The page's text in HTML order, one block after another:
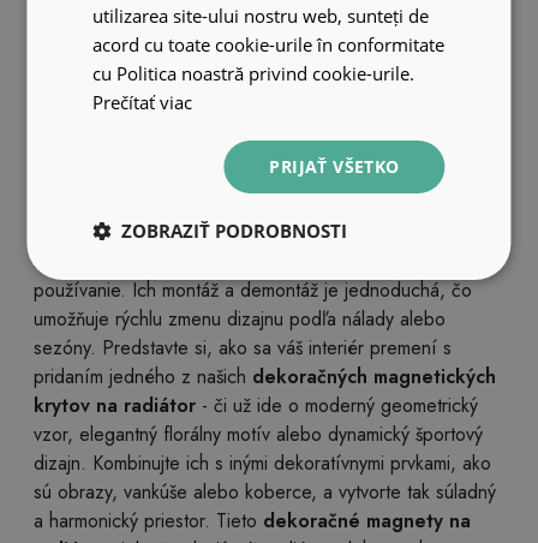
Dekoračné magnetické kryty na radiátor sú ideálnym
riešením pre každého, kto chce dodať svojmu interiéru
jedinečný a štýlový vzhľad. Tieto kvalitné kryty nielen
chránia váš panelový radiátor pred nečistotami a
poškriabaním, ale zároveň vytvárajú skvelý vizuálny efekt.
V našom obchode nájdete takmer dvetisíc rôznych
vrátane športových tém. Kryty sa ľahko udržiavajú v čistote
a sú odolné voči opotrebeniu, čo ich robí pohodlnými na
používanie. Ich montáž a demontáž je jednoduchá, čo
umožňuje rýchlu zmenu dizajnu podľa nálady alebo
sezóny. Predstavte si, ako sa váš interiér premení s
pridaním jedného z našich dekoračných magnetických
krytov na radiátor - či už ide o moderný geometrický
vzor, elegantný florálny motív alebo dynamický športový
dizajn. Kombinujte ich s inými dekoratívnymi prvkami, ako
sú obrazy, vankúše alebo koberce, a vytvorte tak súladný
a harmonický priestor. Tieto dekoračné magnety na
utilizarea site-ului nostru web, sunteți de
acord cu toate cookie-urile în conformitate
cu Politica noastră privind cookie-urile.
Prečítať viac
PRIJAŤ VŠETKO
ZOBRAZIŤ PODROBNOSTI